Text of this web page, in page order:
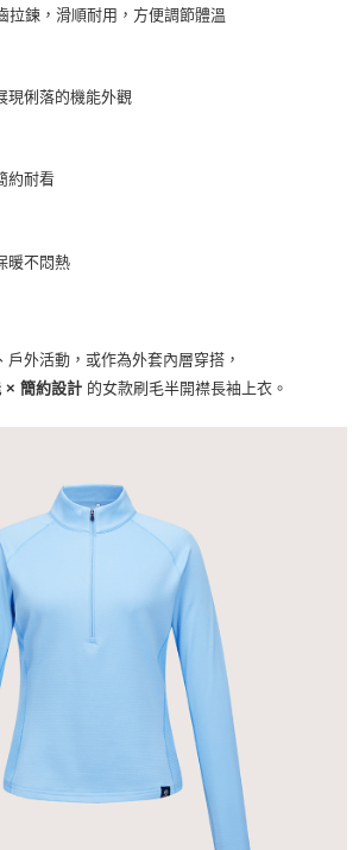
運)
含以上)免運費
鍊，滑順耐用，方便調節體溫
俐落的機能外觀
約耐看
暖不悶熱
戶外活動，或作為外套內層穿搭，
× 簡約設計 的女款刷毛半開襟長袖上衣。